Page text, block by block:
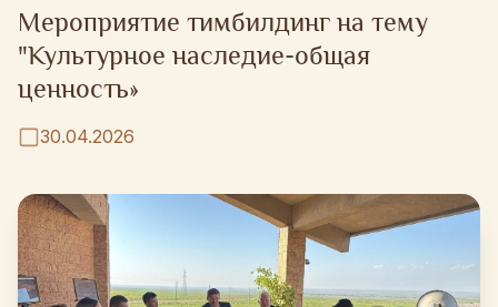
Мероприятие тимбилдинг на тему
"Культурное наследие-общая
ценность»
30.04.2026